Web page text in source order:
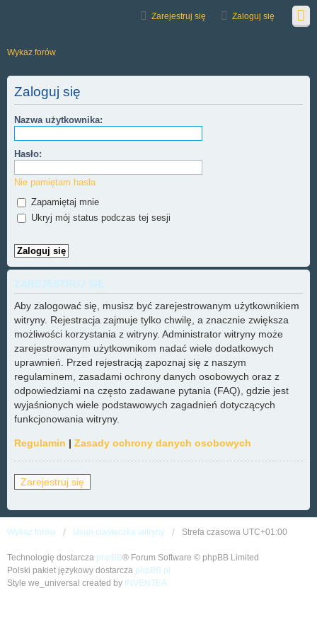
Zaloguj się
Zarejestruj się
Wykaz forów
Zaloguj się
Nazwa użytkownika:
Hasło:
Nie pamiętam hasła
Zapamiętaj mnie
Ukryj mój status podczas tej sesji
ZAREJESTRUJ SIĘ
Aby zalogować się, musisz być zarejestrowanym użytkownikiem
witryny. Rejestracja zajmuje tylko chwilę, a znacznie zwiększa
możliwości korzystania z witryny. Administrator witryny może
zarejestrowanym użytkownikom nadać wiele dodatkowych
uprawnień. Przed rejestracją zapoznaj się z naszym
regulaminem, zasadami ochrony danych osobowych oraz z
odpowiedziami na często zadawane pytania (FAQ), gdzie jest
wyjaśnionych wiele podstawowych zagadnień dotyczących
funkcjonowania witryny.
Regulamin | Zasady ochrony danych osobowych
Zarejestruj się
Wykaz forów Usuń ciasteczka witryny Strefa czasowa UTC+01:00
Technologię dostarcza phpBB® Forum Software © phpBB Limited
Polski pakiet językowy dostarcza phpBB.pl
Style we_universal created by INVENTEA